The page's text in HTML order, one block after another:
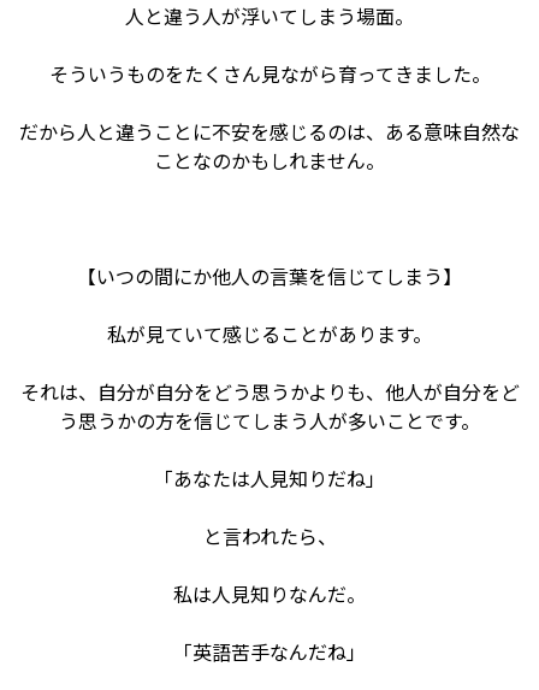
人と違う人が浮いてしまう場面。
そういうものをたくさん見ながら育ってきました。
だから人と違うことに不安を感じるのは、ある意味自然な
ことなのかもしれません。
【いつの間にか他人の言葉を信じてしまう】
私が見ていて感じることがあります。
それは、自分が自分をどう思うかよりも、他人が自分をど
う思うかの方を信じてしまう人が多いことです。
「あなたは人見知りだね」
と言われたら、
私は人見知りなんだ。
「英語苦手なんだね」